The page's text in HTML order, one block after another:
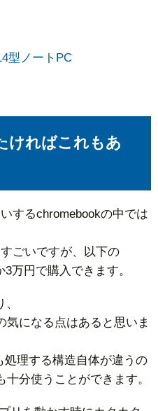
型ノートPC
ければこれもあ
するchromebookの中では
ごいですが、以下の
万円で購入できます。
気になる点はあると思いま
理する構造自体が違うの
分使うことができます。